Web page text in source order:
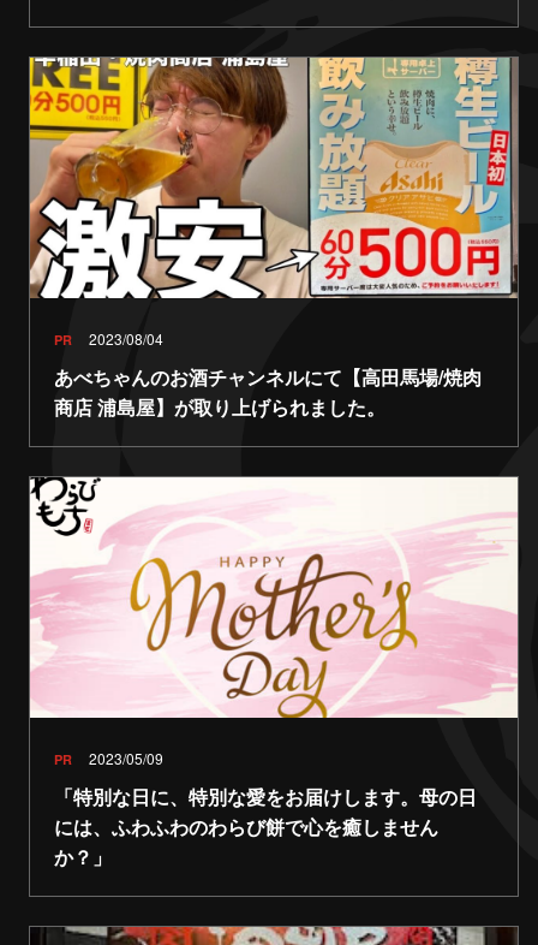
PR 2023/08/04
あべちゃんのお酒チャンネルにて【高田馬場/焼肉
商店 浦島屋】が取り上げられました。
PR 2023/05/09
「特別な日に、特別な愛をお届けします。母の日
には、ふわふわのわらび餅で心を癒しません
か？」